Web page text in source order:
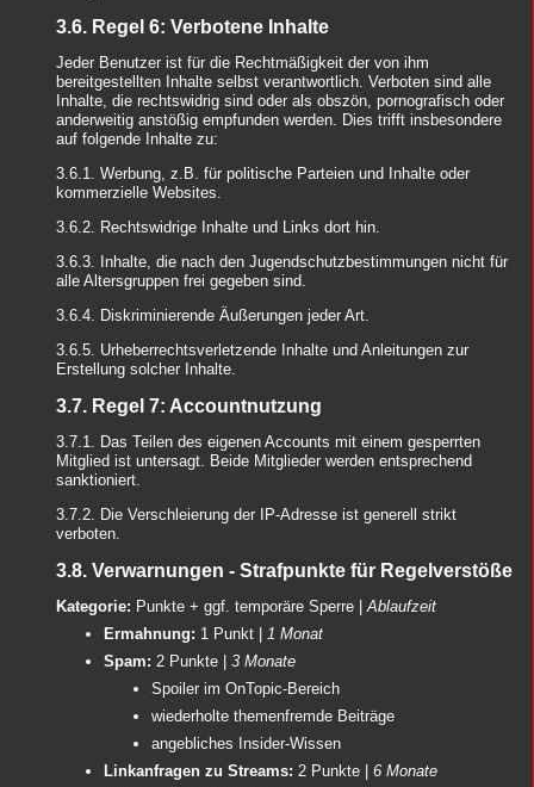
3.6. Regel 6: Verbotene Inhalte
Jeder Benutzer ist für die Rechtmäßigkeit der von ihm
bereitgestellten Inhalte selbst verantwortlich. Verboten sind alle
Inhalte, die rechtswidrig sind oder als obszön, pornografisch oder
anderweitig anstößig empfunden werden. Dies trifft insbesondere
auf folgende Inhalte zu:
3.6.1. Werbung, z.B. für politische Parteien und Inhalte oder
kommerzielle Websites.
3.6.2. Rechtswidrige Inhalte und Links dort hin.
3.6.3. Inhalte, die nach den Jugendschutzbestimmungen nicht für
alle Altersgruppen frei gegeben sind.
3.6.4. Diskriminierende Äußerungen jeder Art.
3.6.5. Urheberrechtsverletzende Inhalte und Anleitungen zur
Erstellung solcher Inhalte.
3.7. Regel 7: Accountnutzung
3.7.1. Das Teilen des eigenen Accounts mit einem gesperrten
Mitglied ist untersagt. Beide Mitglieder werden entsprechend
sanktioniert.
3.7.2. Die Verschleierung der IP-Adresse ist generell strikt
verboten.
3.8. Verwarnungen - Strafpunkte für Regelverstöße
Kategorie: Punkte + ggf. temporäre Sperre | Ablaufzeit
Ermahnung: 1 Punkt |
1 Monat
Spam: 2 Punkte | 3 Monate
Spoiler im OnTopic-Bereich
wiederholte themenfremde Beiträge
angebliches Insider-Wissen
Linkanfragen zu Streams: 2 Punkte | 6 Monate